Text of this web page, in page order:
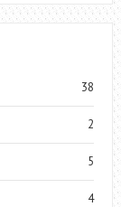
38
2
5
4